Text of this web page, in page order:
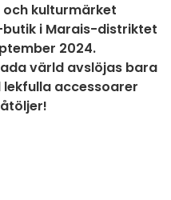
kulturmärket
i Marais-distriktet
2024.
värld avslöjas bara
lekfulla accessoarer